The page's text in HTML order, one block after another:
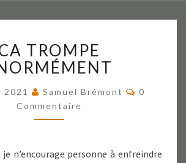
TROMPE
ÉNORMÉMENT
TROMPE
2021 Samuel Brémont
0
Commentaire
n’encourage personne à enfreindre